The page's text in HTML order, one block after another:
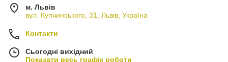
м. Львів
вул. Купчинського, 31, Львів, Україна
Контакти
Сьогодні вихідний
Показати весь графік роботи